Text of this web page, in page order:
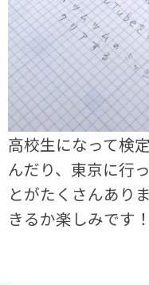
高校生になって検
んだり、東京に行
とがたくさんあり
きるか楽しみです